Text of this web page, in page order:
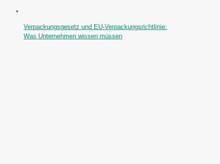
Verpackungsgesetz und EU-Verpackungsrichtlinie:
Was Unternehmen wissen müssen